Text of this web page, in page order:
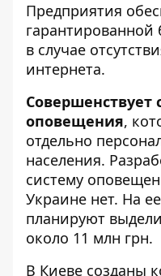
Предприятия
в случае
интернета.
Совершенствует
оповещения,
отдельно
населения.
систему
Украине нет. На
планируют
около 11 млн грн.
В Киеве созданы